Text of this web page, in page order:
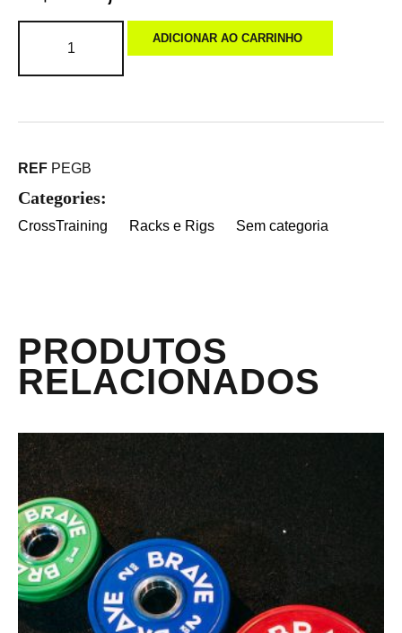
ADICIONAR AO CARRINHO
REF PEGB
Categories:
CrossTraining Racks e Rigs Sem categoria
PRODUTOS
RELACIONADOS